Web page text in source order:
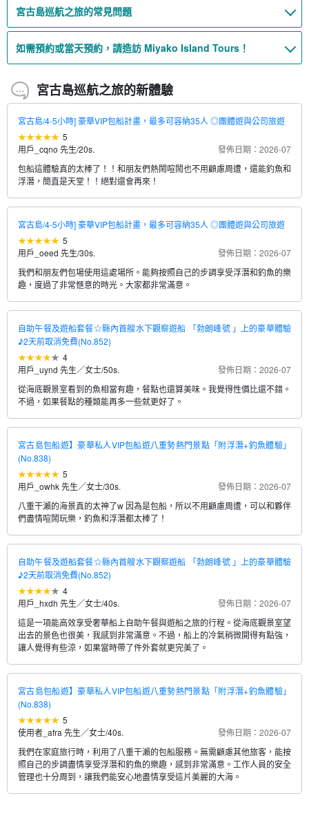
宮古島巡航之旅的常見問題
如需預約或當天預約，請造訪 Miyako Island Tours！
宮古島巡航之旅的新體驗
宮古島/4-5小時] 豪華VIP包船計畫，最多可容納35人 ◎團體遊與公司旅遊
5
用戶_cqno 先生/20s.
發佈日期：2026-07
包船這體驗真的太棒了！！和朋友們熱鬧喧鬧也不用顧慮周遭，還能釣魚和
浮潛，簡直是天堂！！絕對還會再來！
宮古島/4-5小時] 豪華VIP包船計畫，最多可容納35人 ◎團體遊與公司旅遊
5
用戶_oeed 先生/30s.
發佈日期：2026-07
我們和朋友們包場使用這處場所。能夠按照自己的步調享受浮潛和釣魚的樂
趣，度過了非常愜意的時光。大家都非常滿意。
自助午餐及遊船套餐☆縣內首艘水下觀察遊船 「勃朗峰號 」上的豪華體驗
♪2天前取消免費(No.852)
4
用戶_uynd 先生／女士/50s.
發佈日期：2026-07
從海底觀景室看到的魚相當有趣，餐點也還算美味。我覺得性價比還不錯。
不過，如果餐點的種類能再多一些就更好了。
宮古島包船遊】豪華私人VIP包船遊八重勢熱門景點「附浮潛+釣魚體驗」
(No.838)
5
用戶_owhk 先生／女士/30s.
發佈日期：2026-07
八重干瀨的海景真的太神了w 因為是包船，所以不用顧慮周遭，可以和夥伴
們盡情喧鬧玩樂，釣魚和浮潛都太棒了！
自助午餐及遊船套餐☆縣內首艘水下觀察遊船 「勃朗峰號 」上的豪華體驗
♪2天前取消免費(No.852)
4
用戶_hxdh 先生／女士/40s.
發佈日期：2026-07
這是一項能高效享受奢華船上自助午餐與遊船之旅的行程。從海底觀景室望
出去的景色也很美，我感到非常滿意。不過，船上的冷氣稍微開得有點強，
讓人覺得有些涼，如果當時帶了件外套就更完美了。
宮古島包船遊】豪華私人VIP包船遊八重勢熱門景點「附浮潛+釣魚體驗」
(No.838)
5
使用者_afra 先生／女士/40s.
發佈日期：2026-07
我們在家庭旅行時，利用了八重干瀨的包船服務。無需顧慮其他旅客，能按
照自己的步調盡情享受浮潛和釣魚的樂趣，感到非常滿意。工作人員的安全
管理也十分周到，讓我們能安心地盡情享受這片美麗的大海。